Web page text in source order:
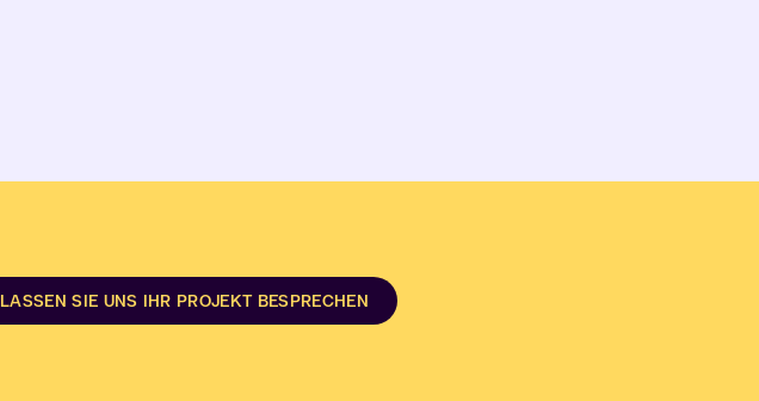
LASSEN SIE UNS IHR PROJEKT BESPRECHEN